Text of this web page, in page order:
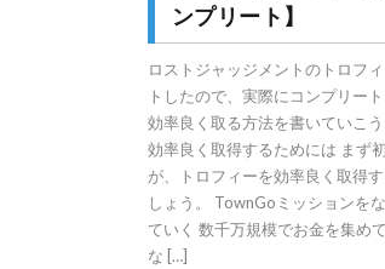
ンプリート】
ロストジャッジメントのトロフ
トしたので、実際にコンプリー
効率良く取る方法を書いていこ
効率良く取得するためには まず
が、トロフィーを効率良く取得
しょう。 TownGoミッションを
ていく 数千万規模でお金を集め
な […]